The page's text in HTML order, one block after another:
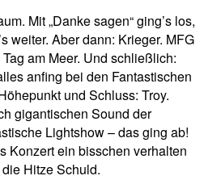
Mit „Danke sagen“ ging’s los,
weiter. Aber dann: Krieger. MFG
am Meer. Und schließlich:
anfing bei den Fantastischen
und Schluss: Troy.
gigantischen Sound der
Lightshow – das ging ab!
Konzert ein bisschen verhalten
Hitze Schuld.